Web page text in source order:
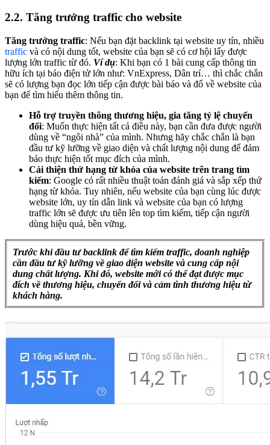
2.2. Tăng trưởng traffic cho website
Tăng trưởng traffic: Nếu bạn đặt backlink tại website uy tín, nhiều
traffic và có nội dung tốt, website của bạn sẽ có cơ hội lấy được
lượng lớn traffic từ đó. Ví dụ: Khi bạn có 1 bài cung cấp thông tin
hữu ích tại báo điện tử lớn như: VnExpress, Dân trí… thì chắc chắn
sẽ có lượng bạn đọc lớn tiếp cận được bài báo và đổ về website của
bạn để tìm hiểu thêm thông tin.
Hỗ trợ truyền thông thương hiệu, gia tăng tỷ lệ chuyển
đổi: Muốn thực hiện tất cả điều này, bạn cần đưa được người
dùng về “ngôi nhà” của mình. Nhưng hãy chắc chắn là bạn
đầu tư kỹ lưỡng về giao diện và chất lượng nội dung để đảm
bảo thực hiện tốt mục đích của mình.
Cải thiện thứ hạng từ khóa của website trên trang tìm
kiếm: Google có rất nhiều thuật toán đánh giá và sắp xếp thứ
hạng từ khóa. Tuy nhiên, nếu website của bạn cùng lúc được
website lớn, uy tín dẫn link và website của bạn có lượng
traffic lớn sẽ được ưu tiên lên top tìm kiếm, tiếp cận người
dùng hiệu quả, bền vững.
Trước khi đầu tư backlink để tìm kiếm traffic, doanh nghiệp
cần đầu tư kỹ lưỡng về giao diện website và cung cấp nội
dung chất lượng. Khi đó, website mới có thể đạt được mục
đích về thương hiệu, chuyển đổi và cảm tình thương hiệu từ
khách hàng.